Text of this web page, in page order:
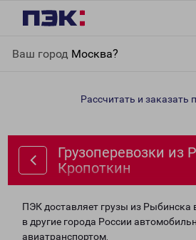
Ваш город Москва?
Кропоткин
Рассчитать и заказать
Грузоперевозки из
Кропоткин
ПЭК доставляет грузы из Рыбинска
в другие города России
авиатранспортом.